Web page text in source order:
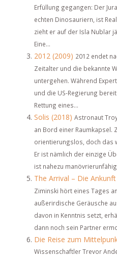
Erfüllung gegangen: Der
echten Dinosauriern, ist
zieht er auf der Isla Nublar
Eine...
2012 (2009) 2012 endet
Zeitalter und die bekannte
untergehen. Während
und die US-Regierung
Rettung eines...
Solis (2018) Astronaut
an Bord einer Raumkapsel.
orientierungslos, doch das
Er ist nämlich der einzige
ist nahezu
The Arrival – Die
Ziminski hört eines Tages
außerirdische Geräusche
davon in Kenntnis setzt,
dann noch sein Partner
Die Reise zum
Wissenschaftler Trevor